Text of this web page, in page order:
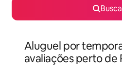
Aluguel por
avaliações perto de